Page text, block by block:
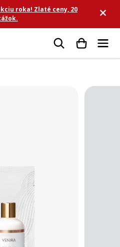
roka! Zlaté ceny, 20
Hľadať